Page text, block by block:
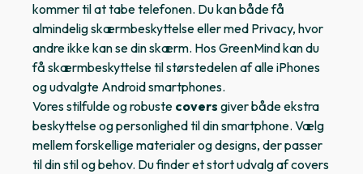
kommer til at tabe telefonen. Du kan både få
almindelig skærmbeskyttelse eller med Privacy, hvor
andre ikke kan se din skærm. Hos GreenMind kan du
få skærmbeskyttelse til størstedelen af alle iPhones
og udvalgte Android smartphones.
Vores stilfulde og robuste covers giver både ekstra
beskyttelse og personlighed til din smartphone. Vælg
mellem forskellige materialer og designs, der passer
til din stil og behov. Du finder et stort udvalg af covers